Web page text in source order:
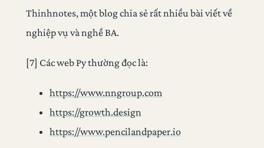
Thinhnotes, một blog chia sẻ rất nhiều bài viết về
nghiệp vụ và nghề BA.
[7] Các web Py thường đọc là:
https://www.nngroup.com
https://growth.design
https://www.pencilandpaper.io